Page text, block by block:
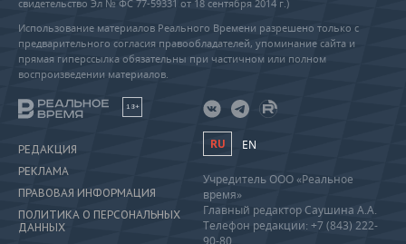
свидетельство Эл № ФС 77-59331 от 18 сентября 2014 г.)
Использование материалов Реального Времени разрешено только с
предварительного согласия правообладателей, упоминание сайта и
прямая гиперссылка обязательны при частичном или полном
воспроизведении материалов.
18+
РЕДАКЦИЯ
РЕКЛАМА
ПРАВОВАЯ ИНФОРМАЦИЯ
ПОЛИТИКА О ПЕРСОНАЛЬНЫХ
ДАННЫХ
RU EN
Учредитель ООО «Реальное
время»
Главный редактор Саушина А.А.
Телефон редакции: +7 (843) 222-
90-80